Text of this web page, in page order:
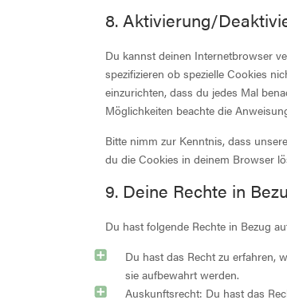
8. Aktivierung/
Du kannst deinen Internetbrowser
spezifizieren ob spezielle Cookies
einzurichten, dass du jedes Mal
Möglichkeiten beachte die
Bitte nimm zur Kenntnis, dass
du die Cookies in deinem Browser
9. Deine Rechte in
Du hast folgende Rechte in Bezug
Du hast das Recht zu erfahren,
sie aufbewahrt werden.
Auskunftsrecht: Du hast das